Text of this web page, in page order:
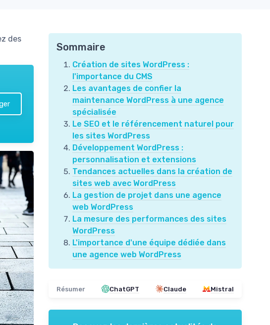
des
Sommaire
Création de sites WordPress :
l'importance du CMS
Les avantages de confier la
maintenance WordPress à une agence
spécialisée
Le SEO et le référencement naturel pour
les sites WordPress
Développement WordPress :
personnalisation et extensions
Tendances actuelles dans la création de
sites web avec WordPress
La gestion de projet dans une agence
web WordPress
La mesure des performances des sites
WordPress
L'importance d'une équipe dédiée dans
une agence web WordPress
Résumer ChatGPT Claude Mistral